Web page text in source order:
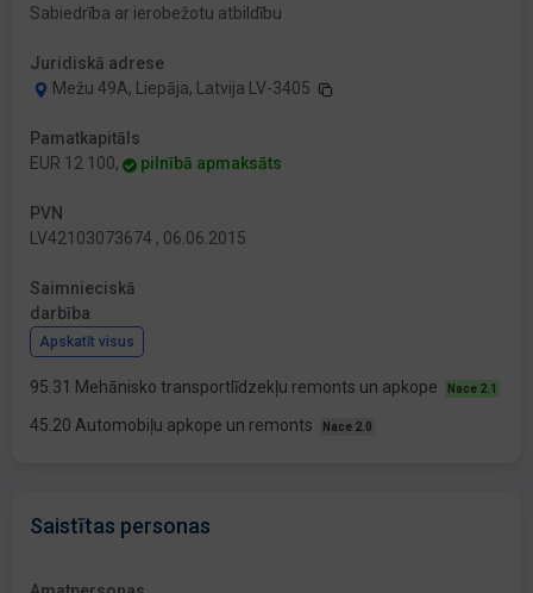
Sabiedrība ar ierobežotu atbildību
Juridiskā adrese
Mežu 49A, Liepāja, Latvija LV-3405
Pamatkapitāls
EUR 12 100,
pilnībā apmaksāts
PVN
LV42103073674 , 06.06.2015
Saimnieciskā
darbība
Apskatīt visus
95.31 Mehānisko transportlīdzekļu remonts un apkope Nace 2.1
45.20 Automobiļu apkope un remonts Nace 2.0
Saistītas personas